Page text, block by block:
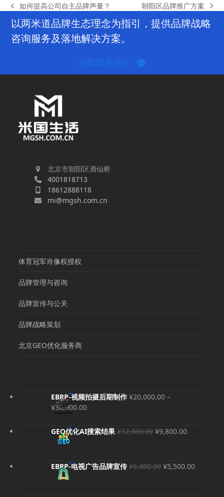
previous
post:
如何提高公司自主品牌声量？
next
post:
朝阳区品牌推广方案
以两米道品牌生态理念为指引，提供品牌战略
咨询服务及落地解决方案。
立即联系我们
北京市朝阳区酒仙桥
4001818713
18612888118
mi@mgsh.com.cn
体育冠军肖像权授权
品牌管理与咨询
品牌宣传与公关
品牌战略策划
北京GEO优化服务商
EBRP-视频拍摄后期制作 ¥20,000.00 –
¥30,000.00价
范
¥30,000.00
GEO优化AI搜索结果 ¥12,000.00 原
¥12,000.00。
¥9,800.00当
格
EBRP-电视广告品牌宣传 ¥6,800.00 原
¥5,500.00当